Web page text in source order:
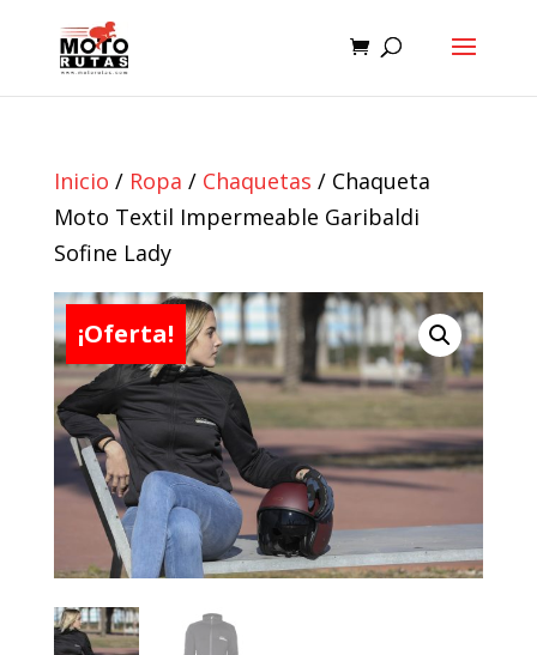
Inicio / Ropa / Chaquetas / Chaqueta
Moto Textil Impermeable Garibaldi
Sofine Lady
¡Oferta!